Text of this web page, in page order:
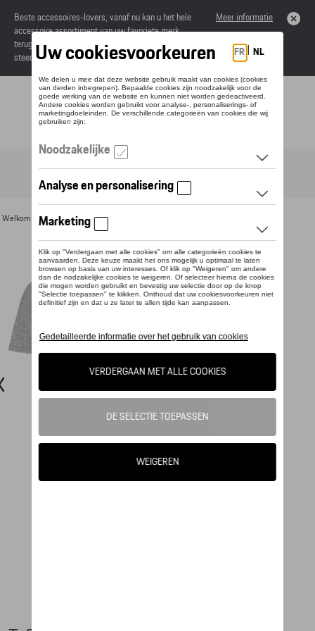
Beste accessoires-lovers, vanaf nu kan u het hele
accessoire assortiment van uw favoriete merk
terugvinden in de online catalogus. Deze kunnen
steeds besteld worden via uw dealer.
Meer informatie
Toggle navigation
Welkom >Voor u >Textiel >